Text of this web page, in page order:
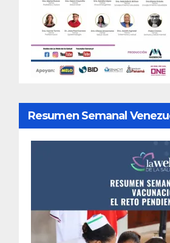
Resumen Semanal